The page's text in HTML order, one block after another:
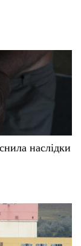
наслідки